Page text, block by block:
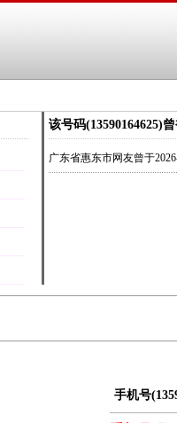
该号码(13590164625)
广东省惠东市网友曾于
手机号